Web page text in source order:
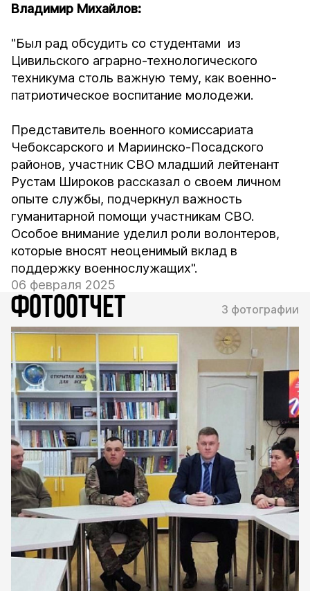
Владимир Михайлов:
"Был рад обсудить со студентами из
Цивильского аграрно-технологического
техникума столь важную тему, как военно-
патриотическое воспитание молодежи.
Представитель военного комиссариата
Чебоксарского и Мариинско-Посадского
районов, участник СВО младший лейтенант
Рустам Широков рассказал о своем личном
опыте службы, подчеркнул важность
гуманитарной помощи участникам СВО.
Особое внимание уделил роли волонтеров,
которые вносят неоценимый вклад в
поддержку военнослужащих".
06 февраля 2025
ФОТООТЧЕТ 3 фотографии